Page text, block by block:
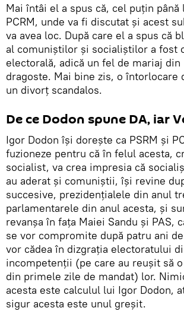
Mai întâi el a spus că, cel puțin până
PCRM, unde va fi discutat și acest
va avea loc. După care el a spus că
al comuniștilor și socialiștilor a fost
electorală, adică un fel de mariaj
dragoste. Mai bine zis, o întorlocare
un divorț scandalos.
De ce Dodon spune DA, iar
Igor Dodon își dorește ca PSRM și
fuzioneze pentru că în felul acesta,
socialist, va crea impresia că
au aderat și comuniștii, își revine
succesive, prezidențialele din anul
parlamentarele din anul acesta, și
revanșa în fața Maiei Sandu și PAS,
se vor compromite după patru ani
vor cădea în dizgrația electoratului
incompetenții (pe care au reușit să
din primele zile de mandat) lor.
acesta este calculul lui Igor Dodon,
sigur acesta este unul greșit.